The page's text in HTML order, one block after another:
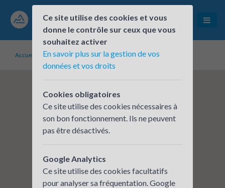
Accueil Établissements inscrits GRETA Ardèche Drôme
Ce site utilise des cookies et vous
donne le contrôle sur ceux que vous
souhaitez activer
En savoir plus sur la gestion de vos
données et vos droits
Cookies obligatoires
Ce site utilise des cookies nécessaires à
son bon fonctionnement. Ils ne peuvent
pas être désactivés.
Google Analytics
Ce site utilise des cookies facultatifs
pour analyser sa fréquentation. Google